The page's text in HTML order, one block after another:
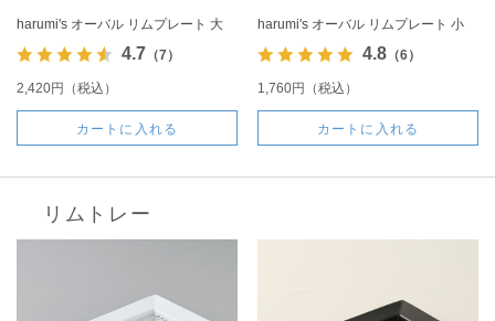
harumi's オーバル リムプレート 大
4.7 （7）
2,420円（税込）
カートに入れる
harumi's オーバル リムプレート 小
4.8（6）
1,760円（税込）
カートに入れる
リムトレー